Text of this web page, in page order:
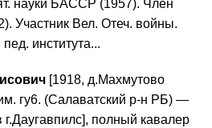
науки БАССР (1957). Член
Участник Вел. Отеч. войны.
института...
[1918, д.Махмутово
гу6. (Салаватский р-н РБ) —
полный кавалер